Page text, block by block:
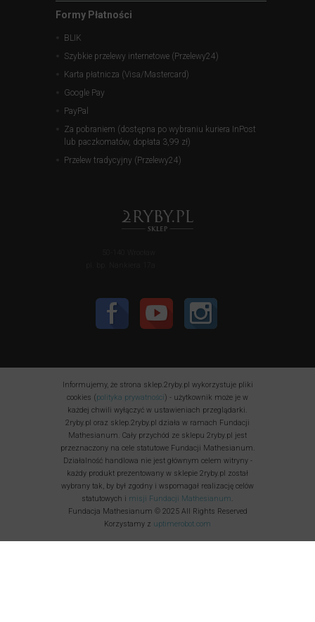
Formy Płatności
BLIK
Szybkie przelewy internetowe (Przelewy24)
Karta płatnicza (Visa/Mastercard)
Google Pay
PayPal
Za pobraniem (dostępna po wybraniu kuriera InPost
lub paczkomatów, dopłata 3,99 zł)
Przelew tradycyjny (Przelewy24)
Informujemy, że strona sklep.2ryby.pl wykorzystuje pliki
cookies (polityka prywatności) - użytkownik może je w
każdej chwili wyłączyć w ustawieniach przeglądarki.
2ryby.pl oraz sklep.2ryby.pl działa w ramach Fundacji
Mathesianum. Cały przychód ze sklepu 2ryby.pl jest
przeznaczony na cele statutowe Fundacji Mathesianum.
Działalność handlowa nie jest głównym celem witryny -
każdy produkt prezentowany w sklepie 2ryby.pl został
wybrany tak, by był zgodny i wspomagał realizację celów
statutowych i misji Fundacji Mathesianum
Fundacja Mathesianum © 2025 All Rights Reserved
Korzystamy z uptimerobot.com